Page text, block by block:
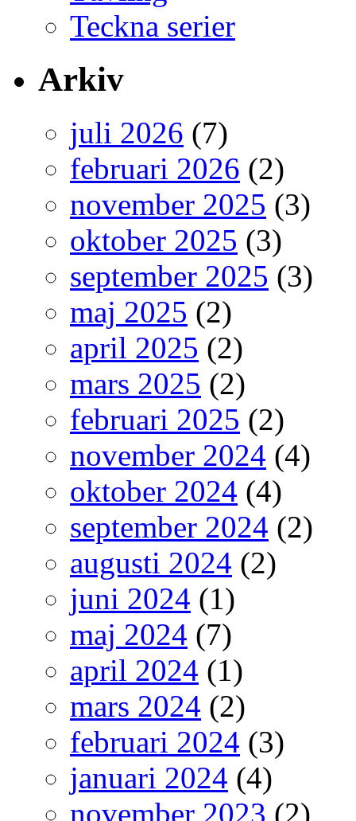
Teckna serier
Arkiv
juli 2026 (7)
februari 2026 (2)
november 2025 (3)
oktober 2025 (3)
september 2025 (3)
maj 2025 (2)
april 2025 (2)
mars 2025 (2)
februari 2025 (2)
november 2024 (4)
oktober 2024 (4)
september 2024 (2)
augusti 2024 (2)
juni 2024 (1)
maj 2024 (7)
april 2024 (1)
mars 2024 (2)
februari 2024 (3)
januari 2024 (4)
november 2023 (2)